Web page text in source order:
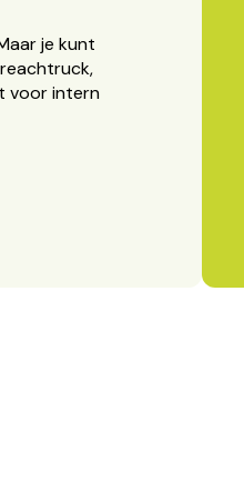
je kunt
voor intern